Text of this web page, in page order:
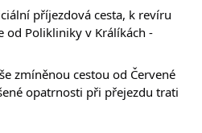
příjezdová cesta, k revíru
od Polikliniky v Králíkách -
zmíněnou cestou od Červené
opatrnosti při přejezdu trati